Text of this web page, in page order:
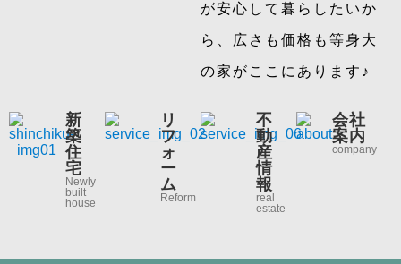
が安心して暮らしたいか
ら、広さも価格も等身大
の家がここにあります♪
新
築
住
宅
Newly
built
house
リ
フ
ォ
ー
ム
Reform
不
動
産
情
報
real
estate
会社
案内
company